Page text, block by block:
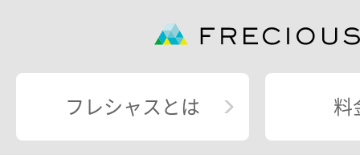
フレシャスとは 料